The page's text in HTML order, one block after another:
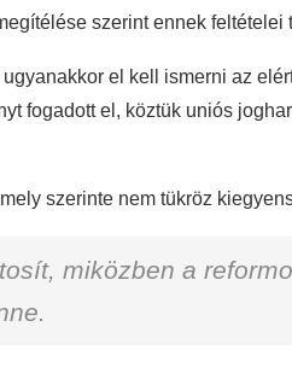
szerint ennek feltételei
el kell ismerni az
fogadott el, köztük uniós
szerinte nem tükröz
miközben a